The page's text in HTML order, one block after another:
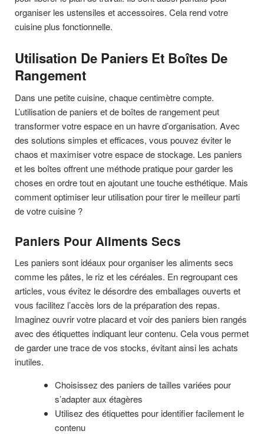
organiser les ustensiles et accessoires. Cela rend votre
cuisine plus fonctionnelle.
Utilisation De Paniers Et Boîtes De
Rangement
Dans une petite cuisine, chaque centimètre compte.
L’utilisation de paniers et de boîtes de rangement peut
transformer votre espace en un havre d’organisation. Avec
des solutions simples et efficaces, vous pouvez éviter le
chaos et maximiser votre espace de stockage. Les paniers
et les boîtes offrent une méthode pratique pour garder les
choses en ordre tout en ajoutant une touche esthétique. Mais
comment optimiser leur utilisation pour tirer le meilleur parti
de votre cuisine ?
Paniers Pour Aliments Secs
Les paniers sont idéaux pour organiser les aliments secs
comme les pâtes, le riz et les céréales. En regroupant ces
articles, vous évitez le désordre des emballages ouverts et
vous facilitez l’accès lors de la préparation des repas.
Imaginez ouvrir votre placard et voir des paniers bien rangés
avec des étiquettes indiquant leur contenu. Cela vous permet
de garder une trace de vos stocks, évitant ainsi les achats
inutiles.
Choisissez des paniers de tailles variées pour
s’adapter aux étagères
Utilisez des étiquettes pour identifier facilement le
contenu